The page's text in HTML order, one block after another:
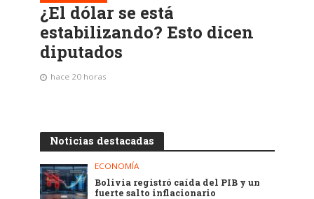
¿El dólar se está
estabilizando? Esto dicen
diputados
hace 20 horas
Noticias destacadas
ECONOMÍA
Bolivia registró caída del PIB y un
fuerte salto inflacionario